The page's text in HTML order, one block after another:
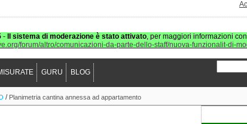
- Il sistema di moderazione è stato attivato, per maggiori informazioni
forum/altro/comunicazioni-da-parte-dello-staff/nuova-funzionalit-di-
GURU BLOG
/ Planimetria cantina annessa ad appartamento